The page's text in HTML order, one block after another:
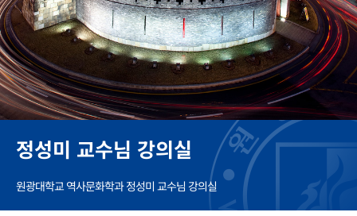
정성미 교수님 강의실
원광대학교 역사문화학과 정성미 교수님 강의실